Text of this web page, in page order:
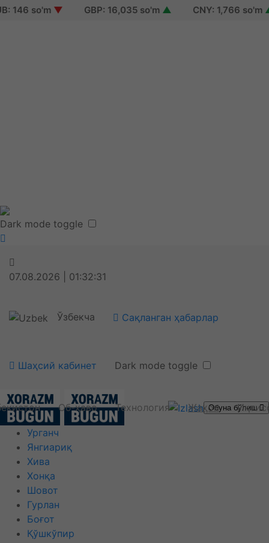
so'm▼ GBP: 16,035 so'm▲ CNY: 1,766 so'm▲
Dark mode toggle
07.08.2026 | 01:32:31
Ўзбекча Сақланган ҳабарлар
Шаҳсий кабинет Dark mode toggle
Об-ҳаво Технология ЖаҳонОбуна бўлиш
Урганч
Янгиариқ
Хива
Хонқа
Шовот
Гурлан
Боғот
Қўшкўпир